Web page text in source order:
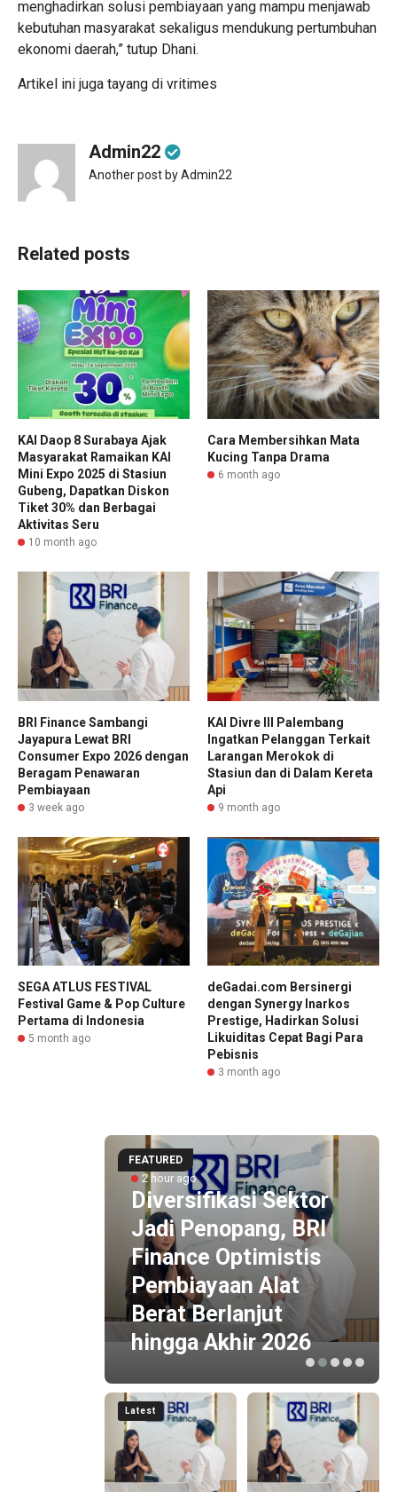
menghadirkan solusi pembiayaan yang mampu menjawab
kebutuhan masyarakat sekaligus mendukung pertumbuhan
ekonomi daerah,” tutup Dhani.
Artikel ini juga tayang di vritimes
Admin22
Another post by Admin22
Related posts
KAI Daop 8 Surabaya Ajak
Masyarakat Ramaikan KAI
Mini Expo 2025 di Stasiun
Gubeng, Dapatkan Diskon
Tiket 30% dan Berbagai
Aktivitas Seru
10 month ago
Cara Membersihkan Mata
Kucing Tanpa Drama
6 month ago
BRI Finance Sambangi
Jayapura Lewat BRI
Consumer Expo 2026 dengan
Beragam Penawaran
Pembiayaan
3 week ago
KAI Divre III Palembang
Ingatkan Pelanggan Terkait
Larangan Merokok di
Stasiun dan di Dalam Kereta
Api
9 month ago
SEGA ATLUS FESTIVAL
Festival Game & Pop Culture
Pertama di Indonesia
5 month ago
deGadai.com Bersinergi
dengan Synergy Inarkos
Prestige, Hadirkan Solusi
Likuiditas Cepat Bagi Para
Pebisnis
3 month ago
FEATURED
2 hour ago
Diversifikasi Sektor
Jadi Penopang, BRI
Finance Optimistis
Pembiayaan Alat
Berat Berlanjut
hingga Akhir 2026
Latest